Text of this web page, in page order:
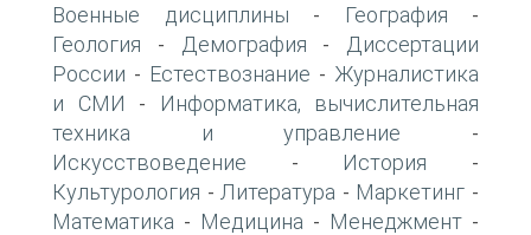
Военные дисциплины - География -
Геология - Демография -
Диссертации
России - Естествознание - Журналистика
и СМИ -
Информатика, вычислительная
техника и управление -
Искусствоведение - История -
Культурология - Литература - Маркетинг -
Математика - Медицина - Менеджмент -